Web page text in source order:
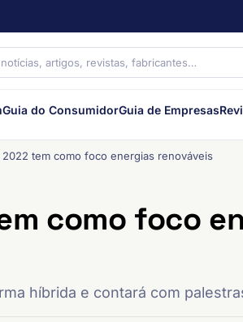
Guia do ConsumidorGuia de Empresas
2022 tem como foco energias renováveis
como foco
híbrida e contará com